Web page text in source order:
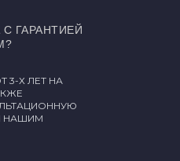
3-Х ЛЕТ НА
НАШИМ
ГАРАНТИЕЙ